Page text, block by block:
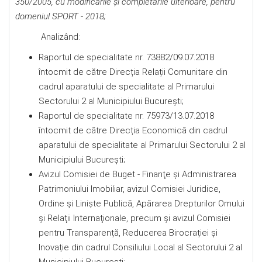
domeniul SPORT - 2018;
Analizând:
Raportul de specialitate nr. 73882/09.07.2018
întocmit de către Direcția Relații Comunitare din
cadrul aparatului de specialitate al Primarului
Sectorului 2 al Municipiului București;
Raportul de specialitate nr. 75973/13.07.2018
întocmit de către Direcția Economică din cadrul
aparatului de specialitate al Primarului Sectorului 2 al
Municipiului București;
Avizul Comisiei de Buget - Finanţe şi Administrarea
Patrimoniului Imobiliar, avizul Comisiei Juridice,
Ordine şi Linişte Publică, Apărarea Drepturilor Omului
şi Relaţii Internaţionale, precum şi avizul Comisiei
pentru Transparență, Reducerea Birocrației și
Inovație din cadrul Consiliului Local al Sectorului 2 al